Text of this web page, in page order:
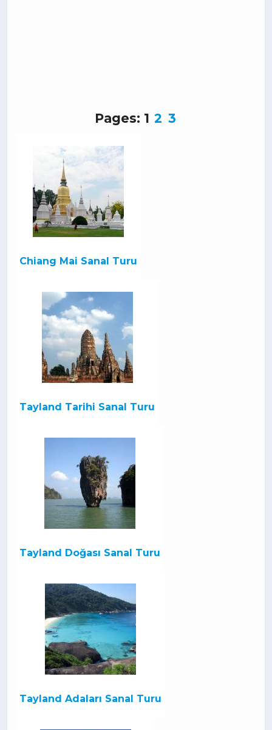
Pages: 1 2 3
Chiang Mai Sanal Turu
Tayland Tarihi Sanal Turu
Tayland Doğası Sanal Turu
Tayland Adaları Sanal Turu